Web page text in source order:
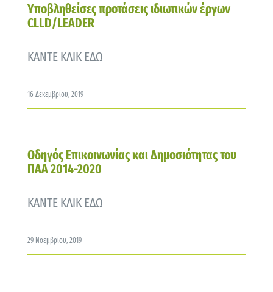
Υποβληθείσες προτάσεις ιδιωτικών έργων
CLLD/LEADER
ΚΑΝΤΕ ΚΛΙΚ ΕΔΩ
16 Δεκεμβρίου, 2019
Οδηγός Επικοινωνίας και Δημοσιότητας του
ΠΑΑ 2014-2020
ΚΑΝΤΕ ΚΛΙΚ ΕΔΩ
29 Νοεμβρίου, 2019